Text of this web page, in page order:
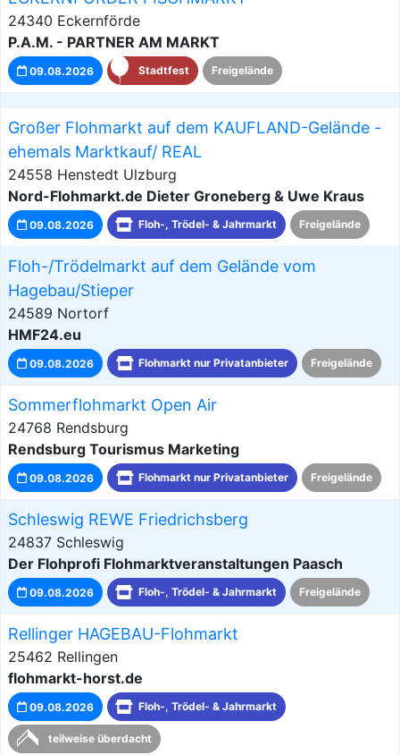
24340 Eckernförde
P.A.M. - PARTNER AM MARKT
09.08.2026 Stadtfest Freigelände
Großer Flohmarkt auf dem KAUFLAND-Gelände -
ehemals Marktkauf/ REAL
24558 Henstedt Ulzburg
Nord-Flohmarkt.de Dieter Groneberg & Uwe Kraus
09.08.2026 Floh-, Trödel- & Jahrmarkt Freigelände
Floh-/Trödelmarkt auf dem Gelände vom
Hagebau/Stieper
24589 Nortorf
HMF24.eu
09.08.2026 Flohmarkt nur Privatanbieter Freigelände
Sommerflohmarkt Open Air
24768 Rendsburg
Rendsburg Tourismus Marketing
09.08.2026 Flohmarkt nur Privatanbieter Freigelände
Schleswig REWE Friedrichsberg
24837 Schleswig
Der Flohprofi Flohmarktveranstaltungen Paasch
09.08.2026 Floh-, Trödel- & Jahrmarkt Freigelände
Rellinger HAGEBAU-Flohmarkt
25462 Rellingen
flohmarkt-horst.de
09.08.2026 Floh-, Trödel- & Jahrmarkt
teilweise überdacht